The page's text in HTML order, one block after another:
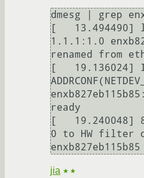
dmesg | grep
[   13.494490]
1.1.1:1.0
renamed from
[   19.136024]
ready
[   19.240048]
0 to HW filter
enxb827eb115b85
jia ★★